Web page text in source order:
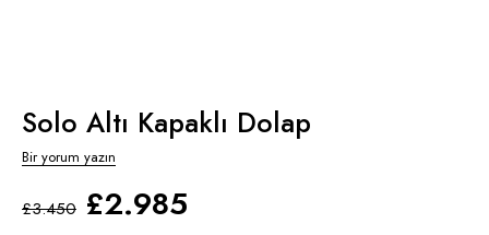
Solo Altı Kapaklı Dolap
Bir yorum yazın
£3.450 £2.985